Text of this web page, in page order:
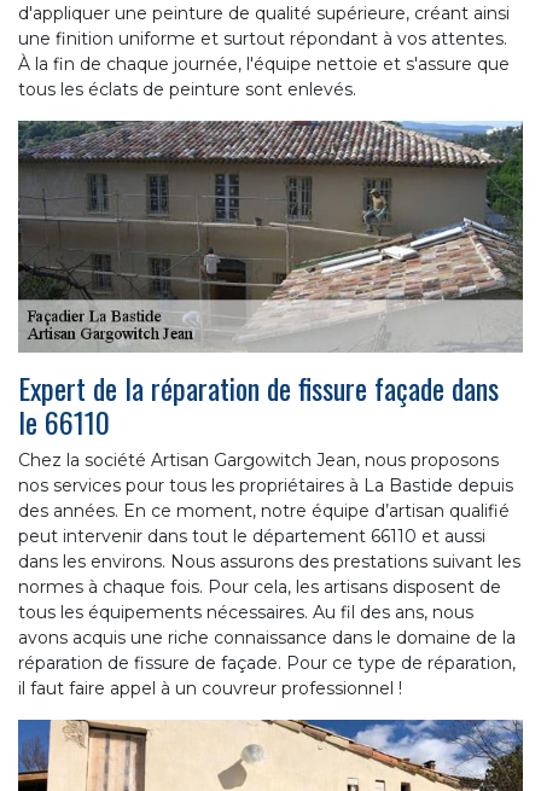
d'appliquer une peinture de qualité supérieure, créant ainsi
une finition uniforme et surtout répondant à vos attentes.
À la fin de chaque journée, l'équipe nettoie et s'assure que
tous les éclats de peinture sont enlevés.
Expert de la réparation de fissure façade dans
le 66110
Chez la société Artisan Gargowitch Jean, nous proposons
nos services pour tous les propriétaires à La Bastide depuis
des années. En ce moment, notre équipe d’artisan qualifié
peut intervenir dans tout le département 66110 et aussi
dans les environs. Nous assurons des prestations suivant les
normes à chaque fois. Pour cela, les artisans disposent de
tous les équipements nécessaires. Au fil des ans, nous
avons acquis une riche connaissance dans le domaine de la
réparation de fissure de façade. Pour ce type de réparation,
il faut faire appel à un couvreur professionnel !